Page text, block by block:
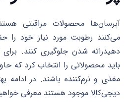
آبرسان‌ها محصولات مراقبتی
می‌کنند رطوبت مورد نیاز خود
دهیدراته شدن جلوگیری کنند.
باید محصولاتی را انتخاب کرد که
مغذی و نرم‌کننده باشند. در ادامه
دیجی‌کالا موجود هستند معرفی